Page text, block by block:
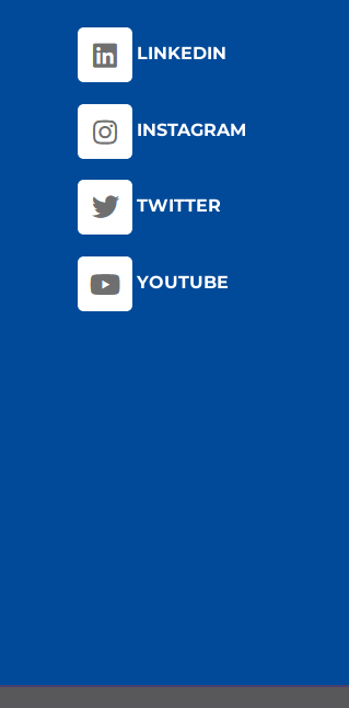
LINKEDIN
INSTAGRAM
TWITTER
YOUTUBE